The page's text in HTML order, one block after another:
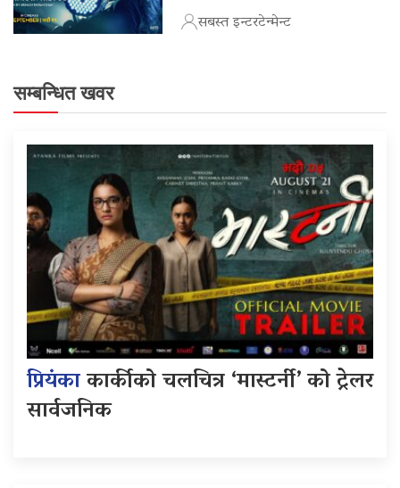
सबस्त इन्टरटेन्मेन्ट
सम्बन्धित खवर
प्रियंकाकार्कीको चलचित्र ‘मास्टर्नी’ को ट्रेलर
सार्वजनिक